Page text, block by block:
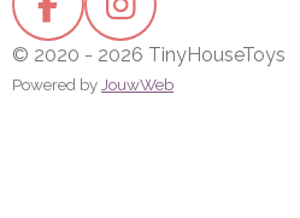
F
a
c
I
n
s
© 2020 - 2026 TinyHouseToys
Powered by JouwWeb